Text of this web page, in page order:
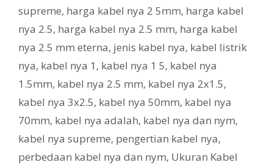
supreme, harga kabel nya 2 5mm, harga kabel
nya 2.5, harga kabel nya 2.5 mm, harga kabel
nya 2.5 mm eterna, jenis kabel nya, kabel listrik
nya, kabel nya 1 , kabel nya 1 5, kabel nya
1.5mm, kabel nya 2.5 mm, kabel nya 2x1.5,
kabel nya 3x2.5, kabel nya 50mm, kabel nya
70mm, kabel nya adalah, kabel nya dan nym,
kabel nya supreme, pengertian kabel nya,
perbedaan kabel nya dan nym, Ukuran Kabel